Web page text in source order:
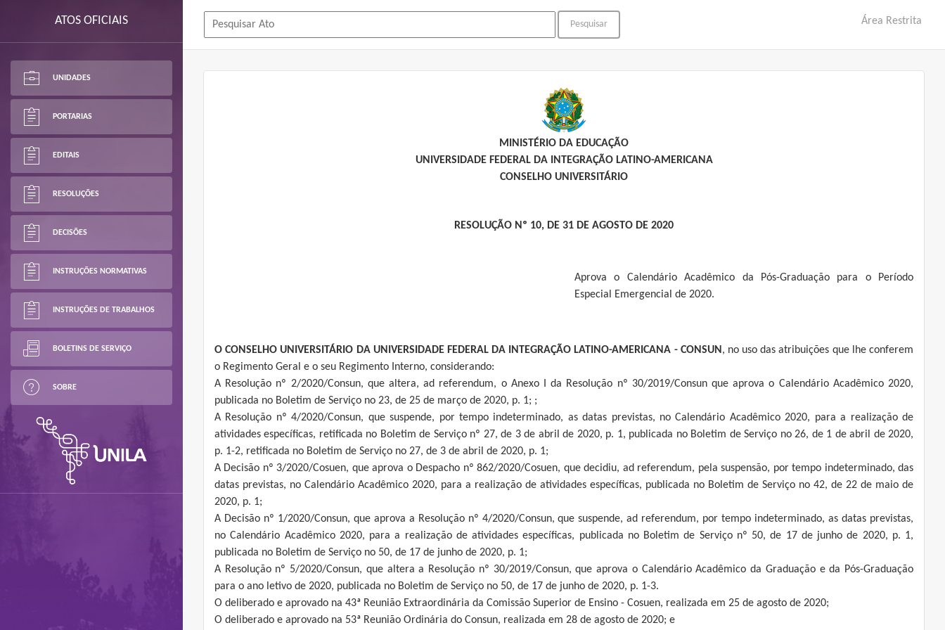
ATOS OFICIAIS
UNIDADES
PORTARIAS
EDITAIS
RESOLUÇÕES
DECISÕES
INSTRUÇÕES NORMATIVAS
INSTRUÇÕES DE TRABALHOS
BOLETINS DE SERVIÇO
SOBRE
Área Restrita
MINISTÉRIO DA EDUCAÇÃO
UNIVERSIDADE FEDERAL DA INTEGRAÇÃO LATINO-AMERICANA
CONSELHO UNIVERSITÁRIO
RESOLUÇÃO Nº 10, DE 31 DE AGOSTO DE 2020
Aprova o Calendário Acadêmico da Pós-Graduação para o Período
Especial Emergencial de 2020.
O CONSELHO UNIVERSITÁRIO DA UNIVERSIDADE FEDERAL DA INTEGRAÇÃO LATINO-AMERICANA - CONSUN , no uso das atribuições que lhe conferem
o Regimento Geral e o seu Regimento Interno, considerando:
A Resolução nº 2/2020/Consun, que altera, ad referendum, o Anexo I da Resolução nº 30/2019/Consun que aprova o Calendário Acadêmico 2020,
publicada no Boletim de Serviço no 23, de 25 de março de 2020, p. 1; ;
A Resolução nº 4/2020/Consun, que suspende, por tempo indeterminado, as datas previstas, no Calendário Acadêmico 2020, para a realização de
atividades específicas, retificada no Boletim de Serviço nº 27, de 3 de abril de 2020, p. 1, publicada no Boletim de Serviço no 26, de 1 de abril de 2020,
p. 1-2, retificada no Boletim de Serviço no 27, de 3 de abril de 2020, p. 1;
A Decisão nº 3/2020/Cosuen, que aprova o Despacho nº 862/2020/Cosuen, que decidiu, ad referendum, pela suspensão, por tempo indeterminado, das
datas previstas, no Calendário Acadêmico 2020, para a realização de atividades específicas, publicada no Boletim de Serviço no 42, de 22 de maio de
2020, p. 1;
A Decisão nº 1/2020/Consun, que aprova a Resolução nº 4/2020/Consun, que suspende, ad referendum, por tempo indeterminado, as datas previstas,
no Calendário Acadêmico 2020, para a realização de atividades específicas, publicada no Boletim de Serviço nº 50, de 17 de junho de 2020, p. 1,
publicada no Boletim de Serviço no 50, de 17 de junho de 2020, p. 1;
A Resolução nº 5/2020/Consun, que altera a Resolução nº 30/2019/Consun, que aprova o Calendário Acadêmico da Graduação e da Pós-Graduação
para o ano letivo de 2020, publicada no Boletim de Serviço no 50, de 17 de junho de 2020, p. 1-3.
O deliberado e aprovado na 43ª Reunião Extraordinária da Comissão Superior de Ensino - Cosuen, realizada em 25 de agosto de 2020;
O deliberado e aprovado na 53ª Reunião Ordinária do Consun, realizada em 28 de agosto de 2020; e